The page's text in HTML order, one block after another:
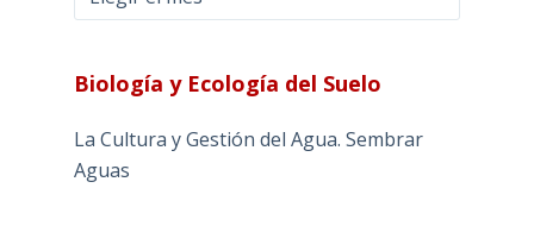
Biología y Ecología del Suelo
La Cultura y Gestión del Agua. Sembrar
Aguas